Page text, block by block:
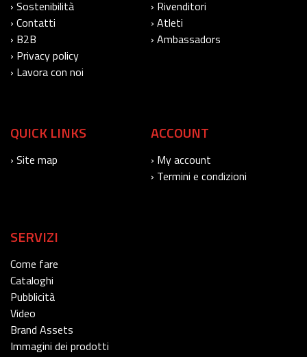
› Sostenibilità
› Contatti
› B2B
› Privacy policy
› Lavora con noi
› Rivenditori
› Atleti
› Ambassadors
QUICK LINKS
› Site map
ACCOUNT
› My account
› Termini e condizioni
SERVIZI
Come fare
Cataloghi
Pubblicità
Video
Brand Assets
Immagini dei prodotti